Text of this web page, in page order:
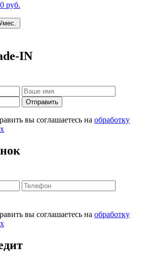
руб.
руб/мес.
IN
Отправить
вы соглашаетесь на обработку
вы соглашаетесь на обработку